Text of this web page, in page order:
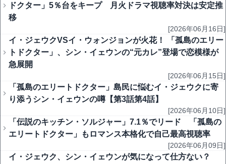
ドクター」5％台をキープ 月火ドラマ視聴率対決は安定推
移
[2026年06月16日]
イ・ジェウクVSイ・ウォンジョンが火花！ 「孤島のエリー
トドクター」、シン・イェウンの“元カレ”登場で恋模様が
急展開
[2026年06月15日]
「孤島のエリートドクター」島民に悩むイ・ジェウクに寄
り添うシン・イェウンの噂【第3話第4話】
[2026年06月10日]
「伝説のキッチン・ソルジャー」7.1％でリード 「孤島の
エリートドクター」もロマンス本格化で自己最高視聴率
[2026年06月09日]
イ・ジェウク、シン・イェウンが気になって仕方ない？